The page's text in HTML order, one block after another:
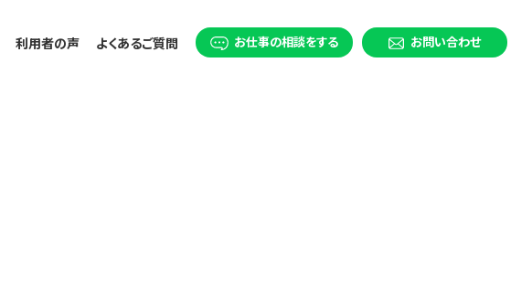
利用者の声 よくあるご質問 お仕事の相談をする お問い合わせ